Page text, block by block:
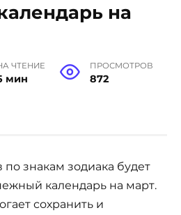
на
ЧТЕНИЕ
мин
ПРОСМОТРОВ
872
знакам зодиака будет
календарь на март.
сохранить и